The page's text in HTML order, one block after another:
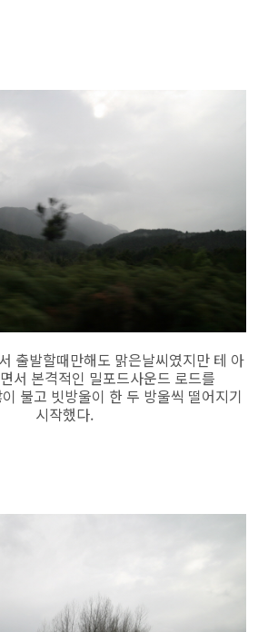
출발할때만해도 맑은날씨였지만 테 아
서 본격적인 밀포드사운드 로드를
불고 빗방울이 한 두 방울씩 떨어지기
시작했다.